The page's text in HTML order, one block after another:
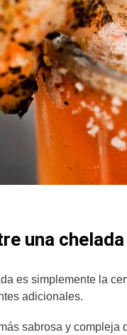
una
es simplemente la
adicionales.
sabrosa y